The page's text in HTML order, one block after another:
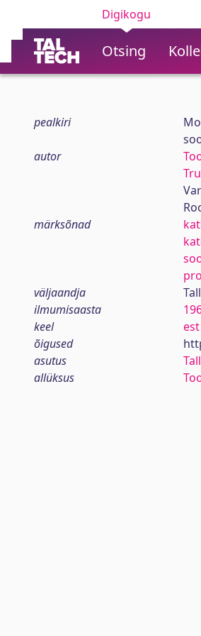
Digikogu
Otsing
pealkiri
autor
märksõnad
väljaandja
ilmumisaasta
keel
est
õigused
asutus
allüksus